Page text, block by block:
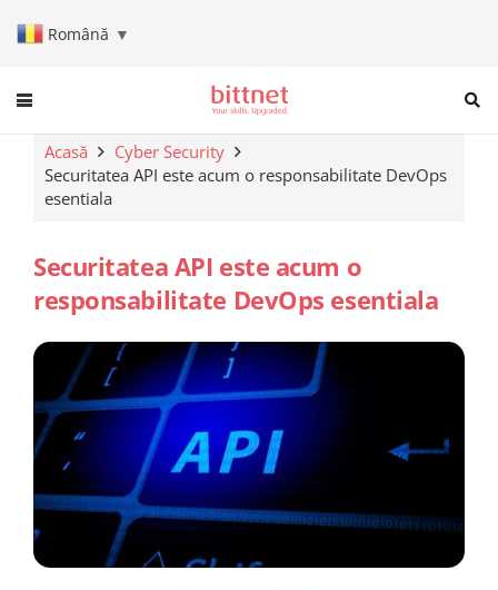
Română ▼
When autocomplete results
Acasă
Cyber Security
Securitatea API este acum o responsabilitate DevOps
esentiala
Securitatea API este acum o
responsabilitate DevOps esentiala